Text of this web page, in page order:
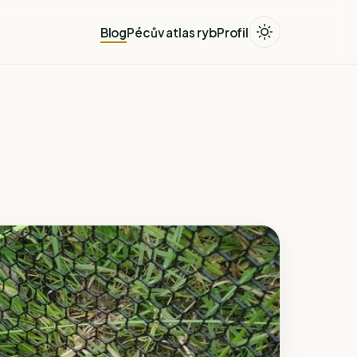
BlogPécův atlas rybProfil